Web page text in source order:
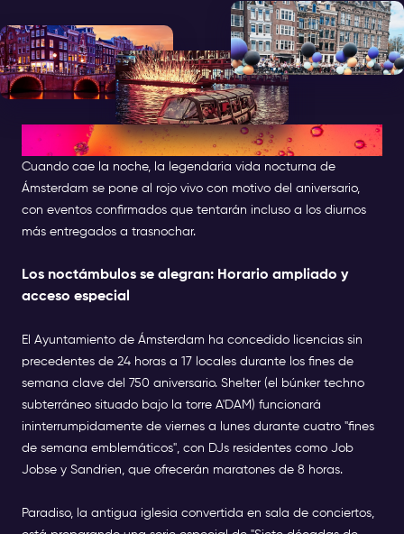
After Dark: Fiestas nocturnas
Cuando cae la noche, la legendaria vida nocturna de
Ámsterdam se pone al rojo vivo con motivo del aniversario,
con eventos confirmados que tentarán incluso a los diurnos
más entregados a trasnochar.
Los noctámbulos se alegran: Horario ampliado y
acceso especial
El Ayuntamiento de Ámsterdam ha concedido licencias sin
precedentes de 24 horas a 17 locales durante los fines de
semana clave del 750 aniversario. Shelter (el búnker techno
subterráneo situado bajo la torre A'DAM) funcionará
ininterrumpidamente de viernes a lunes durante cuatro "fines
de semana emblemáticos", con DJs residentes como Job
Jobse y Sandrien, que ofrecerán maratones de 8 horas.
Paradiso, la antigua iglesia convertida en sala de conciertos,